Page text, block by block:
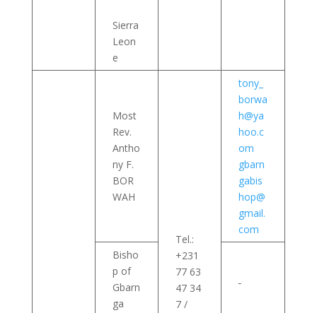
Sierra
Leon
e
Most
Rev.
Antho
ny F.
BOR
WAH
Tel.:
+231
77 63
47 34
7 /
tony_
borwa
h@ya
hoo.c
om
gbarn
gabis
hop@
gmail.
com
Bisho
p of
Gbarn
ga